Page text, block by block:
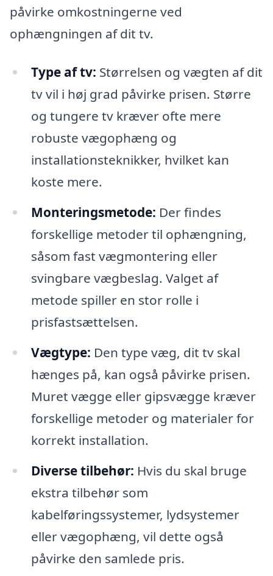
påvirke omkostningerne ved
ophængningen af dit tv.
Type af tv: Størrelsen og vægten af dit
tv vil i høj grad påvirke prisen. Større
og tungere tv kræver ofte mere
robuste vægophæng og
installationsteknikker, hvilket kan
koste mere.
Monteringsmetode: Der findes
forskellige metoder til ophængning,
såsom fast vægmontering eller
svingbare vægbeslag. Valget af
metode spiller en stor rolle i
prisfastsættelsen.
Vægtype: Den type væg, dit tv skal
hænges på, kan også påvirke prisen.
Muret vægge eller gipsvægge kræver
forskellige metoder og materialer for
korrekt installation.
Diverse tilbehør: Hvis du skal bruge
ekstra tilbehør som
kabelføringssystemer, lydsystemer
eller vægophæng, vil dette også
påvirke den samlede pris.